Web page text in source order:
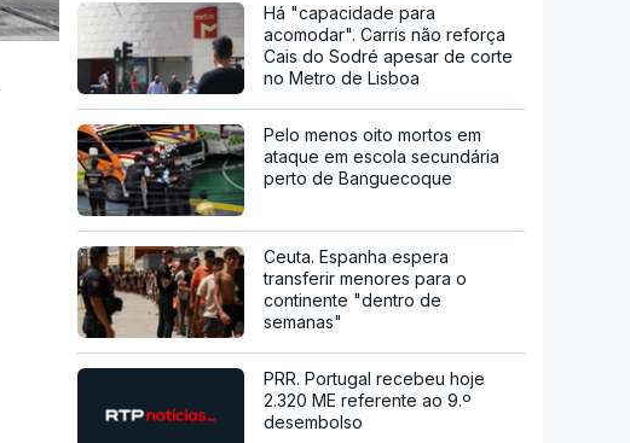
Há "capacidade para
acomodar". Carris não reforça
Cais do Sodré apesar de corte
no Metro de Lisboa
Pelo menos oito mortos em
ataque em escola secundária
perto de Banguecoque
Ceuta. Espanha espera
transferir menores para o
continente "dentro de
semanas"
PRR. Portugal recebeu hoje
2.320 ME referente ao 9.º
desembolso